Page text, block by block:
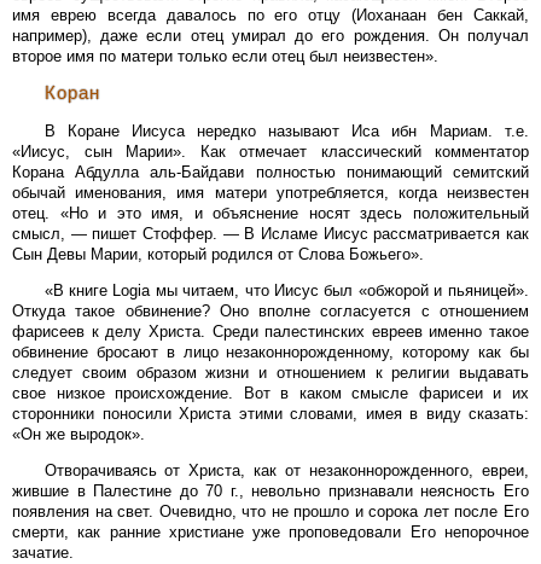
имя еврею всегда давалось по его отцу (Иоханаан бен Саккай,
например), даже если отец умирал до его рождения. Он получал
второе имя по матери только если отец был неизвестен».
Коран
В Коране Иисуса нередко называют Иса ибн Мариам. т.е.
«Иисус, сын Марии». Как отмечает классический комментатор
Корана Абдулла аль-Байдави полностью понимающий семитский
обычай именования, имя матери употребляется, когда неизвестен
отец. «Но и это имя, и объяснение носят здесь положительный
смысл, — пишет Стоффер. — В Исламе Иисус рассматривается как
Сын Девы Марии, который родился от Слова Божьего».
«В книге Logia мы читаем, что Иисус был «обжорой и пьяницей».
Откуда такое обвинение? Оно вполне согласуется с отношением
фарисеев к делу Христа. Среди палестинских евреев именно такое
обвинение бросают в лицо незаконнорожденному, которому как бы
следует своим образом жизни и отношением к религии выдавать
свое низкое происхождение. Вот в каком смысле фарисеи и их
сторонники поносили Христа этими словами, имея в виду сказать:
«Он же выродок».
Отворачиваясь от Христа, как от незаконнорожденного, евреи,
жившие в Палестине до 70 г., невольно признавали неясность Его
появления на свет. Очевидно, что не прошло и сорока лет после Его
смерти, как ранние христиане уже проповедовали Его непорочное
зачатие.